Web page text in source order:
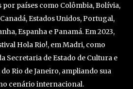
países como Colômbia, Bolívia,
Estados Unidos, Portugal,
Espanha e Panamá. Em 2023,
Hola Rio!, em Madri, como
Secretaria de Estado de Cultura e
Rio de Janeiro, ampliando sua
cenário internacional.